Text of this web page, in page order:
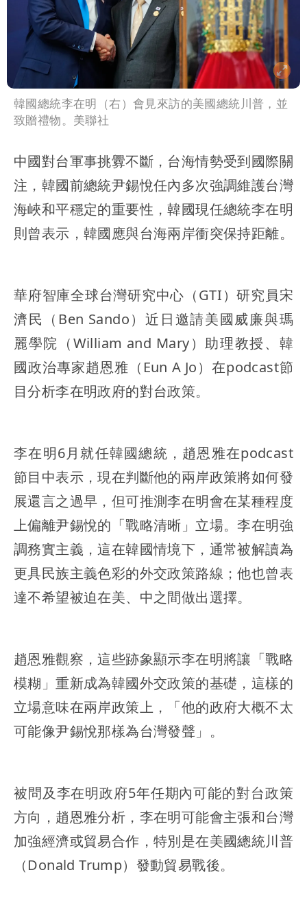
韓國總統李在明（右）會見來訪的美國總統川普，並
致贈禮物。美聯社
中國對台軍事挑釁不斷，台海情勢受到國際關
注，韓國前總統尹錫悅任內多次強調維護台灣
海峽和平穩定的重要性，韓國現任總統李在明
則曾表示，韓國應與台海兩岸衝突保持距離。
華府智庫全球台灣研究中心（GTI）研究員宋
濟民（Ben Sando）近日邀請美國威廉與瑪
麗學院（William and Mary）助理教授、韓
國政治專家趙恩雅（Eun A Jo）在podcast節
目分析李在明政府的對台政策。
李在明6月就任韓國總統，趙恩雅在podcast
節目中表示，現在判斷他的兩岸政策將如何發
展還言之過早，但可推測李在明會在某種程度
上偏離尹錫悅的「戰略清晰」立場。李在明強
調務實主義，這在韓國情境下，通常被解讀為
更具民族主義色彩的外交政策路線；他也曾表
達不希望被迫在美、中之間做出選擇。
趙恩雅觀察，這些跡象顯示李在明將讓「戰略
模糊」重新成為韓國外交政策的基礎，這樣的
立場意味在兩岸政策上，「他的政府大概不太
可能像尹錫悅那樣為台灣發聲」。
被問及李在明政府5年任期內可能的對台政策
方向，趙恩雅分析，李在明可能會主張和台灣
加強經濟或貿易合作，特別是在美國總統川普
（Donald Trump）發動貿易戰後。